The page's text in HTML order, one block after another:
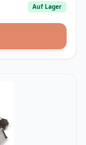
Auf Lager